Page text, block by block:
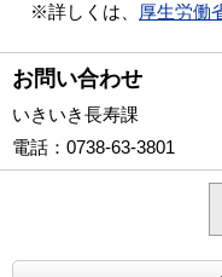
※詳しくは、 厚生労働
お問い合わせ
いきいき長寿課
電話 ：0738-63-3801